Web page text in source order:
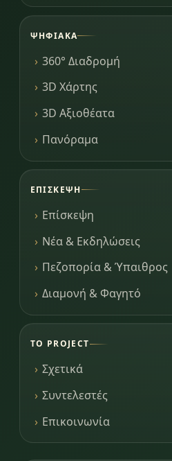
ΨΗΦΙΑΚΆ
360° Διαδρομή
3D Χάρτης
3D Αξιοθέατα
Πανόραμα
ΕΠΊΣΚΕΨΗ
Επίσκεψη
Νέα & Εκδηλώσεις
Πεζοπορία & Ύπαιθρος
Διαμονή & Φαγητό
ΤΟ PROJECT
Σχετικά
Συντελεστές
Επικοινωνία